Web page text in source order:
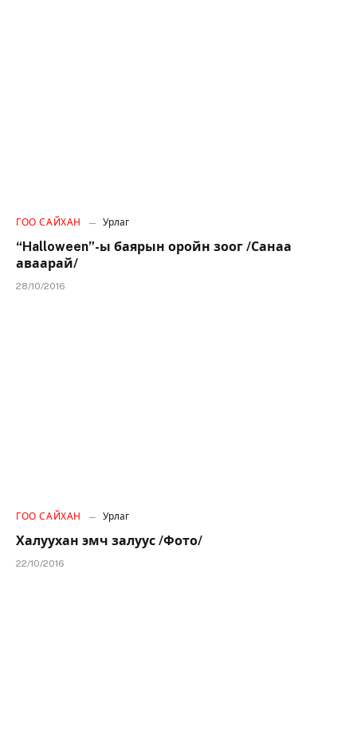
ГОО САЙХАН Урлаг
“Halloween”-ы баярын оройн зоог /Санаа
аваарай/
28/10/2016
ГОО САЙХАН Урлаг
Халуухан эмч залуус /Фото/
22/10/2016